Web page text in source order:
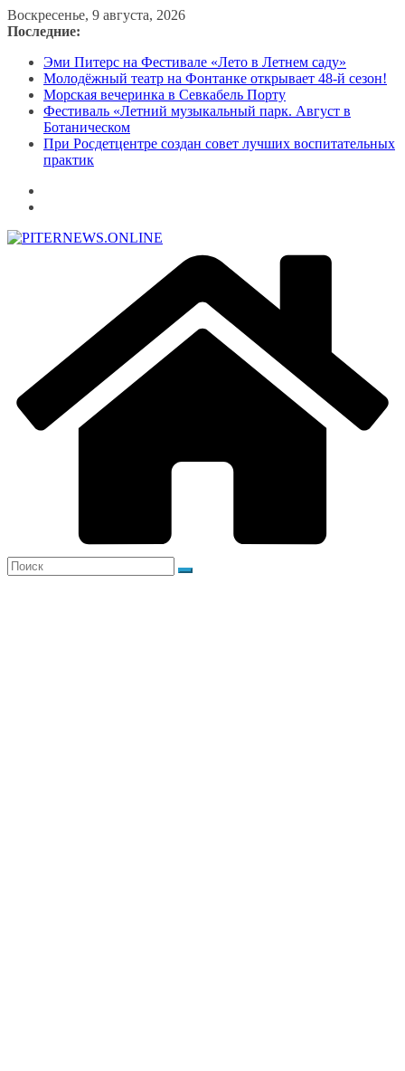
Перейти
к
Воскресенье, 9 августа, 2026
Последние:
Эми Питерс на Фестивале «Лето в Летнем саду»
Молодёжный театр на Фонтанке открывает 48-й сезон!
Морская вечеринка в Севкабель Порту
Фестиваль «Летний музыкальный парк. Август в
Ботаническом
При Росдетцентре создан совет лучших воспитательных
практик